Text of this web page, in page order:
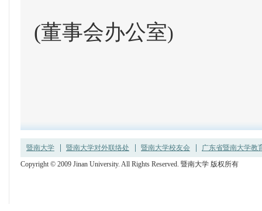
(董事会办公室)
暨南大学 暨南大学对外联络处 暨南大学校友会
广东省暨南大学教
Copyright © 2009 Jinan University. All Rights Reserved. 暨南大学 版权所有